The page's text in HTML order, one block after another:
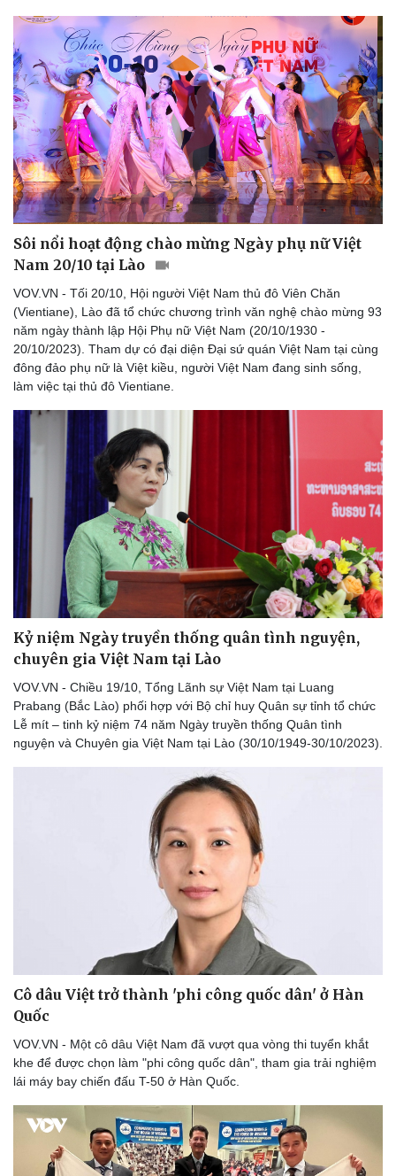
Văn hóa
Sân khấu - Điện ảnh
Văn học
Giải trí
Nghệ sĩ
Thời trang
Sao Việt
Sôi nổi hoạt động chào mừng Ngày phụ nữ Việt
Nam 20/10 tại Lào
VOV.VN - Tối 20/10, Hội người Việt Nam thủ đô Viên Chăn
(Vientiane), Lào đã tổ chức chương trình văn nghệ chào mừng 93
năm ngày thành lập Hội Phụ nữ Việt Nam (20/10/1930 -
20/10/2023). Tham dự có đại diện Đại sứ quán Việt Nam tại cùng
đông đảo phụ nữ là Việt kiều, người Việt Nam đang sinh sống,
làm việc tại thủ đô Vientiane.
Kỷ niệm Ngày truyền thống quân tình nguyện,
chuyên gia Việt Nam tại Lào
VOV.VN - Chiều 19/10, Tổng Lãnh sự Việt Nam tại Luang
Prabang (Bắc Lào) phối hợp với Bộ chỉ huy Quân sự tỉnh tổ chức
Lễ mít – tinh kỷ niệm 74 năm Ngày truyền thống Quân tình
nguyện và Chuyên gia Việt Nam tại Lào (30/10/1949-30/10/2023).
Cô dâu Việt trở thành 'phi công quốc dân' ở Hàn
Quốc
VOV.VN - Một cô dâu Việt Nam đã vượt qua vòng thi tuyển khắt
khe để được chọn làm "phi công quốc dân", tham gia trải nghiệm
lái máy bay chiến đấu T-50 ở Hàn Quốc.